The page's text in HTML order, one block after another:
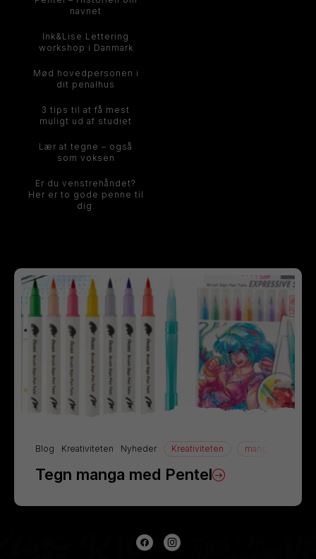
Blog Kreativiteten Nyheder Kreativiteten manga
Tegn manga med Pentel
navnet
Ink&Lise Lettering
workshop i Danmark
Mød hovedpersonen i
dit penalhus
3 tips til at få mest
muligt ud af studiet
Lær at tegne – også
som voksen
Er du venstrehåndet?
Her er to gode penne til
dig.